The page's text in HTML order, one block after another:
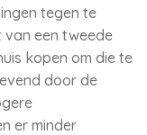
tegen te
van een tweede
kopen om die te
door de
er minder